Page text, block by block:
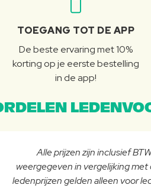
TOEGANG TOT DE APP
De beste ervaring met 10%
korting op je eerste bestelling
in de app!
Alle prijzen zijn inclusief
weergegeven in vergelijking met
ledenprijzen gelden alleen voor